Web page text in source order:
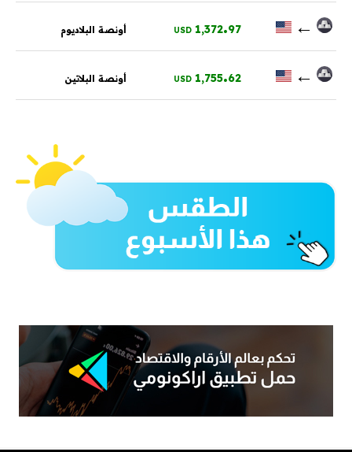
←
1,372.97
USD أونصة البلاديوم
←
1,755.62
USD أونصة البلاتين